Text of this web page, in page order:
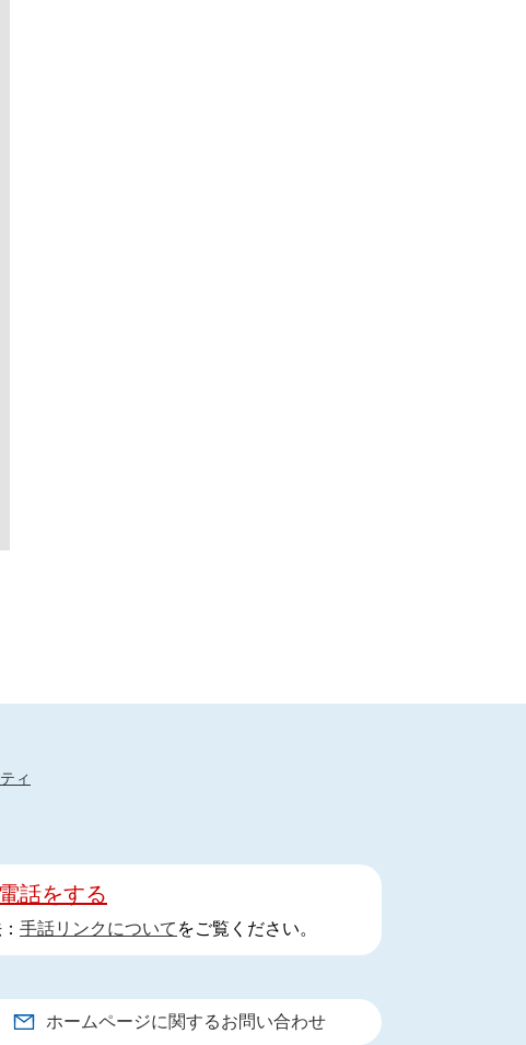
ィ
話をする
手話リンクについて をご覧ください。
ホームページに関するお問い合わせ